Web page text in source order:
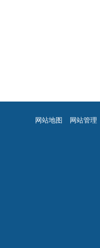
网站地图 网站管理